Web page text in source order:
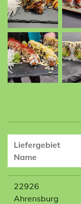
Liefergebiet
Name
22926
Ahrensburg